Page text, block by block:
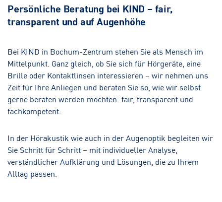
Persönliche Beratung bei KIND – fair,
transparent und auf Augenhöhe
Bei KIND in Bochum-Zentrum stehen Sie als Mensch im
Mittelpunkt. Ganz gleich, ob Sie sich für Hörgeräte, eine
Brille oder Kontaktlinsen interessieren – wir nehmen uns
Zeit für Ihre Anliegen und beraten Sie so, wie wir selbst
gerne beraten werden möchten: fair, transparent und
fachkompetent.
In der Hörakustik wie auch in der Augenoptik begleiten wir
Sie Schritt für Schritt – mit individueller Analyse,
verständlicher Aufklärung und Lösungen, die zu Ihrem
Alltag passen.